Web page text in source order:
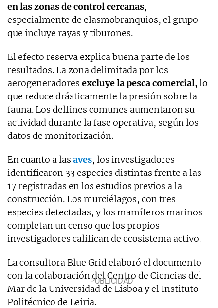
en las zonas de control cercanas,
especialmente de elasmobranquios, el grupo
que incluye rayas y tiburones.
El efecto reserva explica buena parte de los
resultados. La zona delimitada por los
aerogeneradores excluye la pesca comercial, lo
que reduce drásticamente la presión sobre la
fauna. Los delfines comunes aumentaron su
actividad durante la fase operativa, según los
datos de monitorización.
En cuanto a las aves, los investigadores
identificaron 33 especies distintas frente a las
17 registradas en los estudios previos a la
construcción. Los murciélagos, con tres
especies detectadas, y los mamíferos marinos
completan un censo que los propios
investigadores califican de ecosistema activo.
La consultora Blue Grid elaboró el documento
con la colaboración del Centro de Ciencias del
Mar de la Universidad de Lisboa y el Instituto
Politécnico de Leiria.